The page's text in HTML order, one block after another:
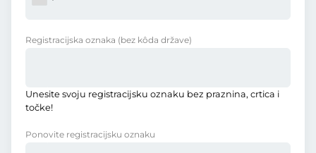
Registracijska oznaka (bez kôda države)
Unesite svoju registracijsku oznaku bez praznina, crtica i
točke!
Ponovite registracijsku oznaku